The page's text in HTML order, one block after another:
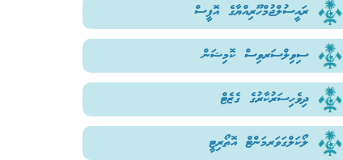
ރައީސުލްޖުމްހޫރިއްޔާގެ އޮފީސް
ސިވިލްސަރވިސް ކޮމިޝަން
ދިވެހިސަރުކާރުގެ ގެޒެޓް
ލޯކަލްގަވަރމަންޓް އޮތޯރިޓީ